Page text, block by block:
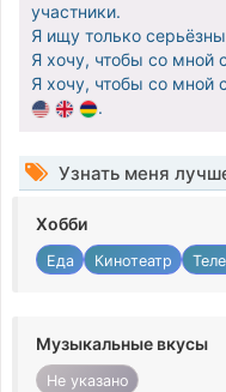
участники.
Я ищу только
Я хочу, чтобы со мной
Я хочу, чтобы со мной
.
Узнать меня
Хобби
Еда Кинотеатр
Музыкальные вкусы
Не указано